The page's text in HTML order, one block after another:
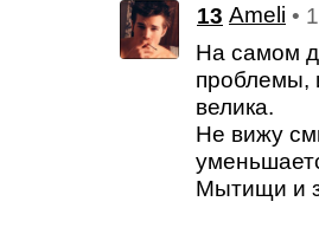
13 Ameli •
На самом
проблемы,
велика.
Не вижу
Мытищи и